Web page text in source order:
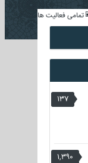
تمامی فعالیت ها
137
1,390